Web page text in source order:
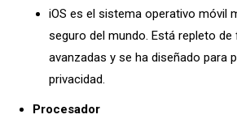
iOS es el sistema operativo móvil
seguro del mundo. Está repleto de
avanzadas y se ha diseñado para
privacidad.
Procesador